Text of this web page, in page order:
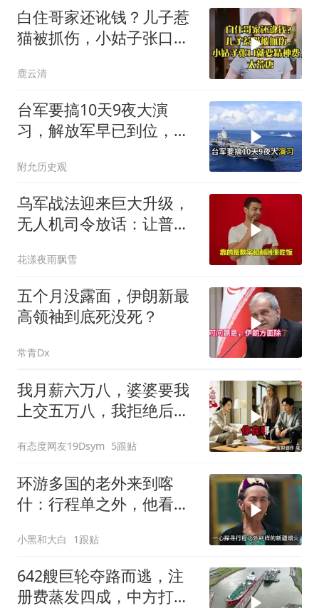
白住哥家还讹钱？儿子惹
猫被抓伤，小姑子张口就
鹿云清
台军要搞10天9夜大演
习，解放军早已到位，美
味了
附允历史观
乌军战法迎来巨大升级，
无人机司令放话：让普京
花漾夜雨飘雪
五个月没露面，伊朗新最
高领袖到底死没死？
常青Dx
我月薪六万八，婆婆要我
上交五万八，我拒绝后她
离婚
有态度网友19Dsym 5跟贴
环游多国的老外来到喀
什：行程单之外，他看到
小黑和大白 1跟贴
642艘巨轮夺路而逃，注
册费蒸发四成，中方打到